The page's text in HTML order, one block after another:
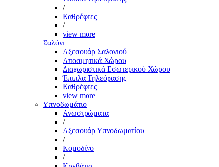
/
Καθρέφτες
/
view more
Σαλόνι
Αξεσουάρ Σαλονιού
Αποσμητικά Χώρου
Διαχωριστικά Εσωτερικού Χώρου
Έπιπλα Τηλεόρασης
Καθρέφτες
view more
Υπνοδωμάτιο
Ανωστρώματα
/
Αξεσουάρ Υπνοδωματίου
/
Κομοδίνο
/